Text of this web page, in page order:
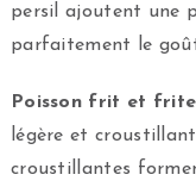
persil ajoutent une
parfaitement le
Poisson frit et
légère et
croustillantes